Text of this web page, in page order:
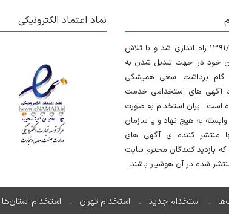
سایت ایران استخدام در تاریخ ۱۳۹۱/۱/۱۰ راه اندازی شد و با تلاش
خود در جهت تبدیل شدن به
گام برداشت. سعی همیشگی
آگهی های استخدامی خدمت
است. ایران استخدام به صورت
به هیچ نهاد و یا سازمان
منتشر کننده ی آگهی های
بازدید کنندگان محترم سایت
شده در آن هوشیار باشند.
نماد اعتماد الکترونیکی
استخدام جدید استخدام تهران استخدام استان‌ها